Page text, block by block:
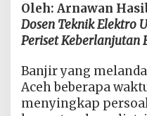
Oleh: Arnawan
Dosen Teknik Elektro
Periset Keberlanjutan
Banjir yang
Aceh beberapa
menyingkap